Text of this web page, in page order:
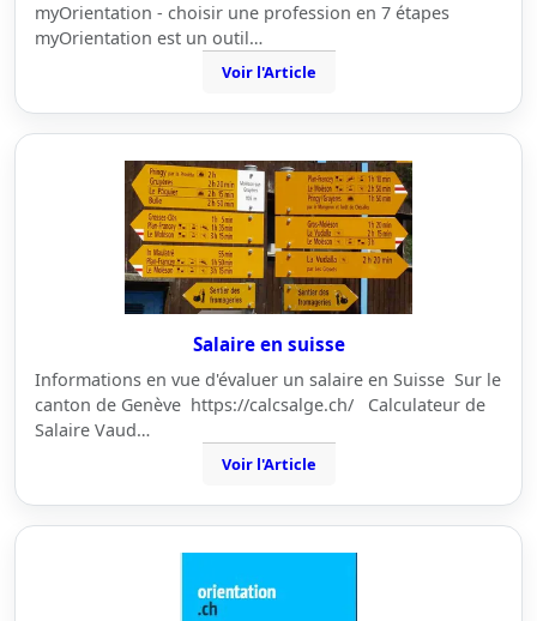
myOrientation - choisir une profession en 7 étapes
myOrientation est un outil…
Voir l'Article
Salaire en suisse
Informations en vue d'évaluer un salaire en Suisse Sur le
canton de Genève https://calcsalge.ch/ Calculateur de
Salaire Vaud…
Voir l'Article